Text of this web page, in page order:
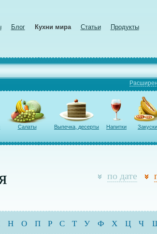
Блог Кухни мира Статьи Продукты
Салаты Выпечка, десерты Напитки Закуски
по дате
Н О П Р С Т У Ф Х Ц Ч